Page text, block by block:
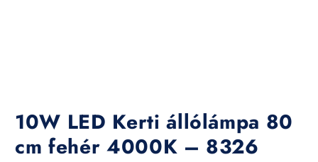
10W LED Kerti állólámpa 80
cm fehér 4000K – 8326